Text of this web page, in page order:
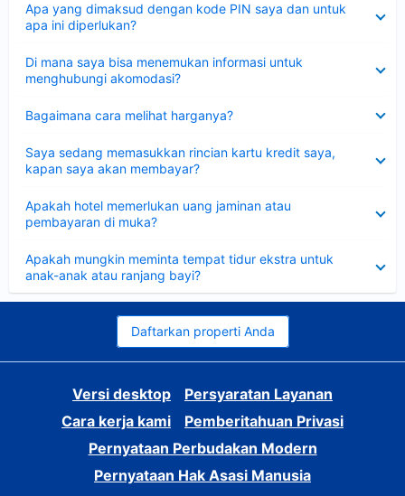
Apa yang dimaksud dengan kode PIN saya dan untuk
apa ini diperlukan?
Di mana saya bisa menemukan informasi untuk
menghubungi akomodasi?
Bagaimana cara melihat harganya?
Saya sedang memasukkan rincian kartu kredit saya,
kapan saya akan membayar?
Apakah hotel memerlukan uang jaminan atau
pembayaran di muka?
Apakah mungkin meminta tempat tidur ekstra untuk
anak-anak atau ranjang bayi?
Daftarkan properti Anda
Versi desktop
Persyaratan Layanan
Cara kerja kami
Pemberitahuan Privasi
Pernyataan Perbudakan Modern
Pernyataan Hak Asasi Manusia